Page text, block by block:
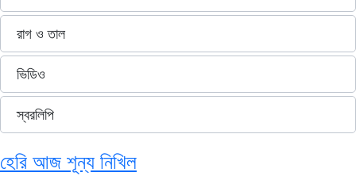
রাগ ও তাল
ভিডিও
স্বরলিপি
হেরি আজ শূন্য নিখিল